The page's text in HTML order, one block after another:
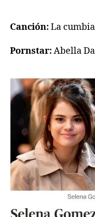
Canción:La
Pornstar:Abella